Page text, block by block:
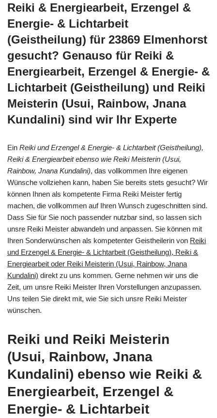
Reiki & Energiearbeit, Erzengel &
Energie- & Lichtarbeit
(Geistheilung) für 23869 Elmenhorst
gesucht? Genauso für Reiki &
Energiearbeit, Erzengel & Energie- &
Lichtarbeit (Geistheilung) und Reiki
Meisterin (Usui, Rainbow, Jnana
Kundalini) sind wir Ihr Experte
Ein Reiki und Erzengel & Energie- & Lichtarbeit (Geistheilung),
Reiki & Energiearbeit ebenso wie Reiki Meisterin (Usui,
Rainbow, Jnana Kundalini), das vollkommen Ihre eigenen
Wünsche vollziehen kann, haben Sie bereits stets gesucht? Wir
können Ihnen als kompetente Firma Reiki Meister fertig
machen, die vollkommen auf Ihren Wunsch zugeschnitten sind.
Dass Sie für Sie noch passender nutzbar sind, so lassen sich
unsre Reiki Meister abwandeln und anpassen. Sie können mit
Ihren Sonderwünschen als kompetenter Geistheilerin von Reiki
und Erzengel & Energie- & Lichtarbeit (Geistheilung), Reiki &
Energiearbeit oder Reiki Meisterin (Usui, Rainbow, Jnana
Kundalini) direkt zu uns kommen. Gerne nehmen wir uns die
Zeit, um unsre Reiki Meister Ihren Vorstellungen anzupassen.
Uns teilen Sie direkt mit, wie Sie sich unsre Reiki Meister
wünschen.
Reiki und Reiki Meisterin
(Usui, Rainbow, Jnana
Kundalini) ebenso wie Reiki &
Energiearbeit, Erzengel &
Energie- & Lichtarbeit